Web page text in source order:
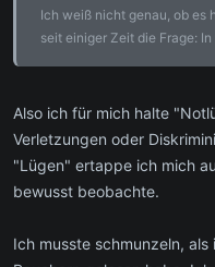
Ich weiß nicht genau, ob es
seit einiger Zeit die Frage:
Also ich für mich halte
Verletzungen oder
"Lügen" ertappe ich mich
bewusst beobachte.
Ich musste schmunzeln,